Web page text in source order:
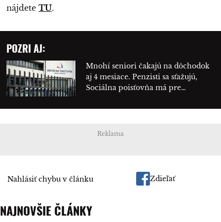
nájdete TU.
POZRI AJ:
Mnohí seniori čakajú na dôchodok
aj 4 mesiace. Penzisti sa sťažujú,
Sociálna poisťovňa má pre…
Reklama
Nahlásiť chybu v článku Zdieľať
NAJNOVŠIE ČLÁNKY